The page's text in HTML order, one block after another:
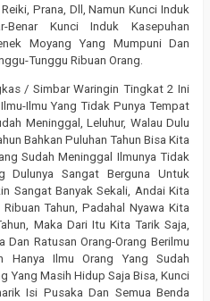
Prana, Dll, Namun Kunci Induk
Benar Kunci Induk Kasepuhan
Moyang Yang Mumpuni Dan
Tunggu Ribuan Orang.
/ Simbar Waringin Tingkat 2 Ini
Ilmu Yang Tidak Punya Tempat
Meninggal, Leluhur, Walau Dulu
Bahkan Puluhan Tahun Bisa Kita
Sudah Meninggal Ilmunya Tidak
Dulunya Sangat Berguna Untuk
Sangat Banyak Sekali, Andai Kita
Tahun, Padahal Nyawa Kita
Maka Dari Itu Kita Tarik Saja,
Dan Ratusan Orang-Orang Berilmu
Hanya Ilmu Orang Yang Sudah
Yang Masih Hidup Saja Bisa, Kunci
Isi Pusaka Dan Semua Benda